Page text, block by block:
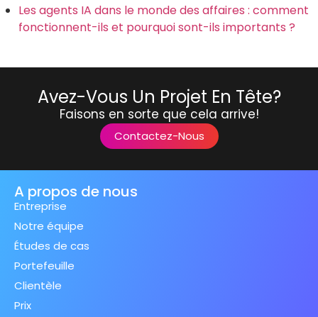
Les agents IA dans le monde des affaires : comment
fonctionnent-ils et pourquoi sont-ils importants ?
Avez-Vous Un Projet En Tête?
Faisons en sorte que cela arrive!
Contactez-Nous
A propos de nous
Entreprise
Notre équipe
Études de cas
Portefeuille
Clientèle
Prix